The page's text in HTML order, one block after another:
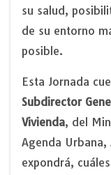
su salud,
de su entorno
posible.
Esta Jornada
Subdirector
Vivienda, del
Agenda Urbana,
expondrá,